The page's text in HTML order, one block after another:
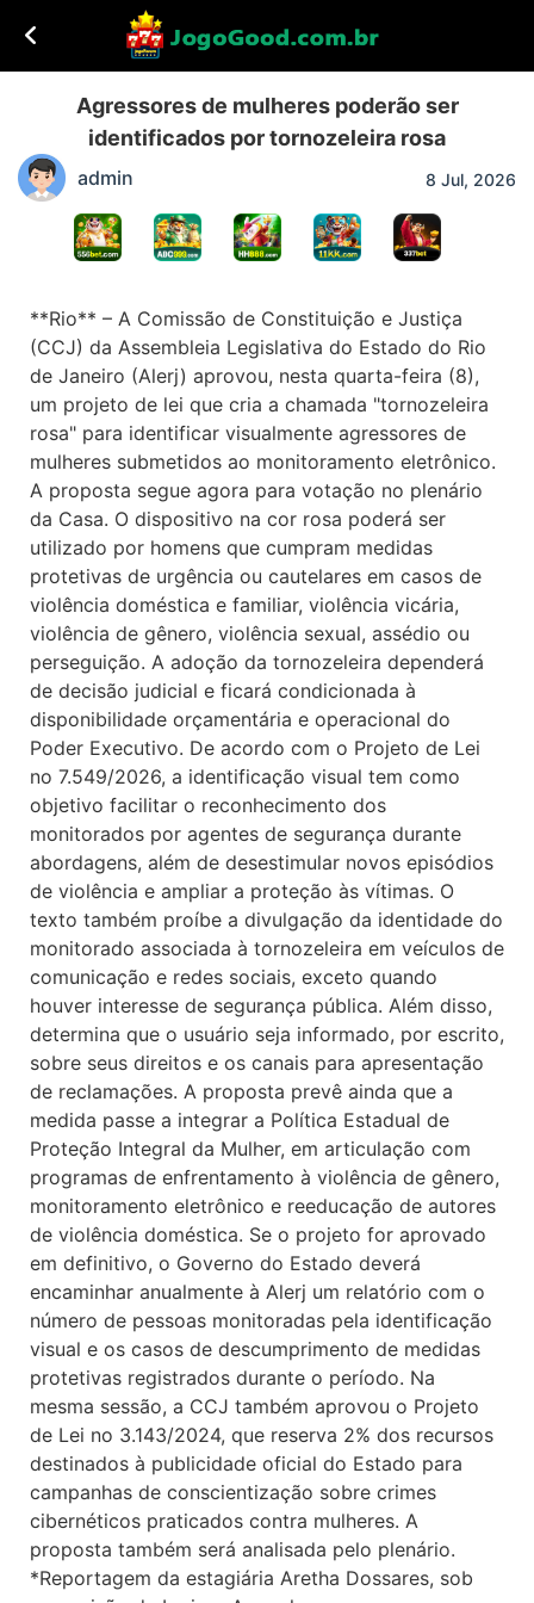
Agressores de mulheres poderão ser
identificados por tornozeleira rosa
admin 8 Jul, 2026
**Rio** – A Comissão de Constituição e Justiça
(CCJ) da Assembleia Legislativa do Estado do Rio
de Janeiro (Alerj) aprovou, nesta quarta-feira (8),
um projeto de lei que cria a chamada "tornozeleira
rosa" para identificar visualmente agressores de
mulheres submetidos ao monitoramento eletrônico.
A proposta segue agora para votação no plenário
da Casa. O dispositivo na cor rosa poderá ser
utilizado por homens que cumpram medidas
protetivas de urgência ou cautelares em casos de
violência doméstica e familiar, violência vicária,
violência de gênero, violência sexual, assédio ou
perseguição. A adoção da tornozeleira dependerá
de decisão judicial e ficará condicionada à
disponibilidade orçamentária e operacional do
Poder Executivo. De acordo com o Projeto de Lei
no 7.549/2026, a identificação visual tem como
objetivo facilitar o reconhecimento dos
monitorados por agentes de segurança durante
abordagens, além de desestimular novos episódios
de violência e ampliar a proteção às vítimas. O
texto também proíbe a divulgação da identidade do
monitorado associada à tornozeleira em veículos de
comunicação e redes sociais, exceto quando
houver interesse de segurança pública. Além disso,
determina que o usuário seja informado, por escrito,
sobre seus direitos e os canais para apresentação
de reclamações. A proposta prevê ainda que a
medida passe a integrar a Política Estadual de
Proteção Integral da Mulher, em articulação com
programas de enfrentamento à violência de gênero,
monitoramento eletrônico e reeducação de autores
de violência doméstica. Se o projeto for aprovado
em definitivo, o Governo do Estado deverá
encaminhar anualmente à Alerj um relatório com o
número de pessoas monitoradas pela identificação
visual e os casos de descumprimento de medidas
protetivas registrados durante o período. Na
mesma sessão, a CCJ também aprovou o Projeto
de Lei no 3.143/2024, que reserva 2% dos recursos
destinados à publicidade oficial do Estado para
campanhas de conscientização sobre crimes
cibernéticos praticados contra mulheres. A
proposta também será analisada pelo plenário.
*Reportagem da estagiária Aretha Dossares, sob